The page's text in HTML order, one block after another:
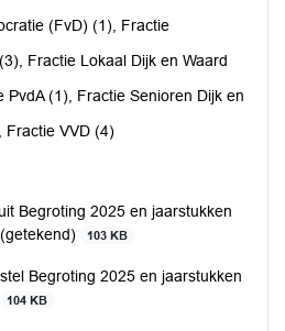
(FvD) (1), Fractie
Fractie Lokaal Dijk en Waard
PvdA (1), Fractie Senioren Dijk en
Fractie VVD (4)
Begroting 2025 en jaarstukken
103 KB
Begroting 2025 en jaarstukken
104 KB